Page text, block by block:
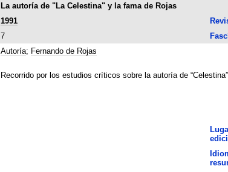
La autoría de "La Celestina" y la fama de Rojas
1991
7
Autoría; Fernando de Rojas
Recorrido por los estudios críticos sobre la autoría de